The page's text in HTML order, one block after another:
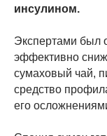
инсулином.
Экспертами был
эффективно
сумаховый чай,
средство
его